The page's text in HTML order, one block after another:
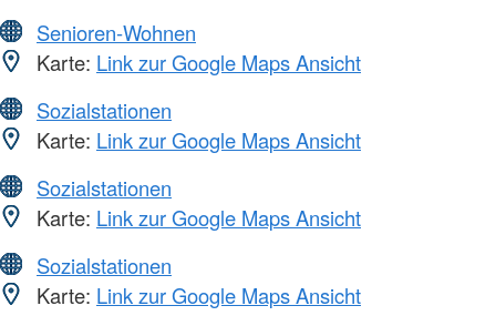
Senioren-Wohnen
Karte: Link zur Google Maps Ansicht
Sozialstationen
Karte: Link zur Google Maps Ansicht
Sozialstationen
Karte: Link zur Google Maps Ansicht
Sozialstationen
Karte: Link zur Google Maps Ansicht